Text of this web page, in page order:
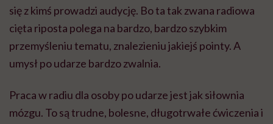
się z kimś prowadzi audycję. Bo ta tak zwana radiowa
cięta riposta polega na bardzo, bardzo szybkim
przemyśleniu tematu, znalezieniu jakiejś pointy. A
umysł po udarze bardzo zwalnia.
Praca w radiu dla osoby po udarze jest jak siłownia
mózgu. To są trudne, bolesne, długotrwałe ćwiczenia i